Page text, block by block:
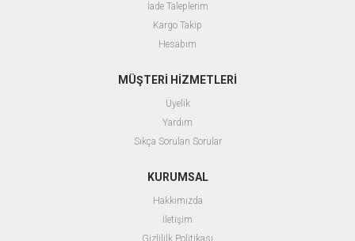
İade Taleplerim
Kargo Takip
Hesabım
MÜŞTERİ HİZMETLERİ
Üyelik
Yardım
Sıkça Sorulan Sorular
KURUMSAL
Hakkımızda
İletişim
Gizlililk Politikası